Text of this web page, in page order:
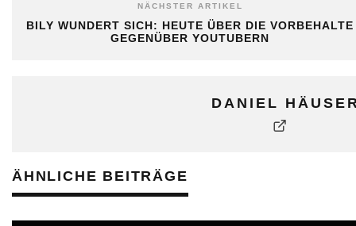
NÄCHSTER ARTIKEL
BILY WUNDERT SICH: HEUTE ÜBER DIE VORBEHALTE
GEGENÜBER YOUTUBERN
DANIEL
ÄHNLICHE BEITRÄGE